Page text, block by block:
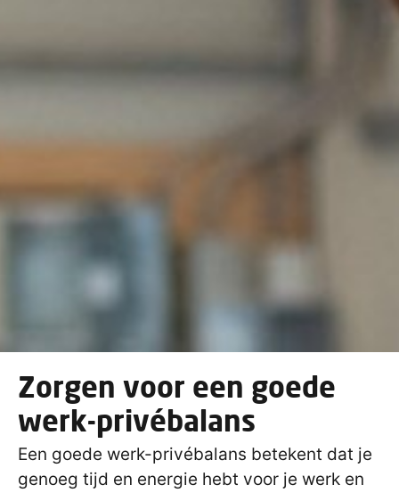
Zorgen voor een goede
werk-privébalans
Een goede werk-privébalans betekent dat je
genoeg tijd en energie hebt voor je werk en